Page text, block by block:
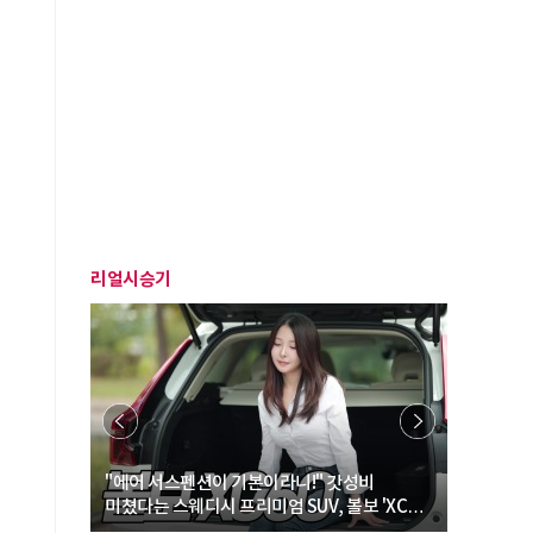
리얼시승기
"에어 서스펜션이 기본이라니!" 갓성비
미쳤다는 스웨디시 프리미엄 SUV, 볼보 'XC60